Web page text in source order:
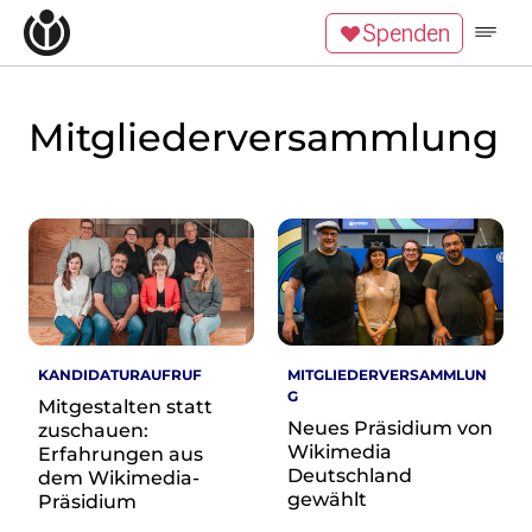
Zum Inhalt überspringen
Wikipedia unterstützen
Spenden
Mitmachen
Veranstaltungen
Publikationen
Tech News
Podcast
Themen
Digitales Ehrenamt
Freie Bildung
Freie Inhalte
Wissensgerechtigkeit
Spenden
Mitgliederversammlung
KANDIDATURAUFRUF
Mitgestalten statt
zuschauen:
Erfahrungen aus
dem Wikimedia-
Präsidium
MITGLIEDERVERSAMMLUN
G
Neues Präsidium von
Wikimedia
Deutschland
gewählt